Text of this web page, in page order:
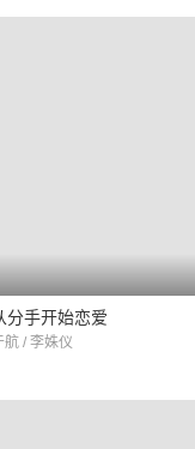
分手开始恋爱
航 / 李姝仪